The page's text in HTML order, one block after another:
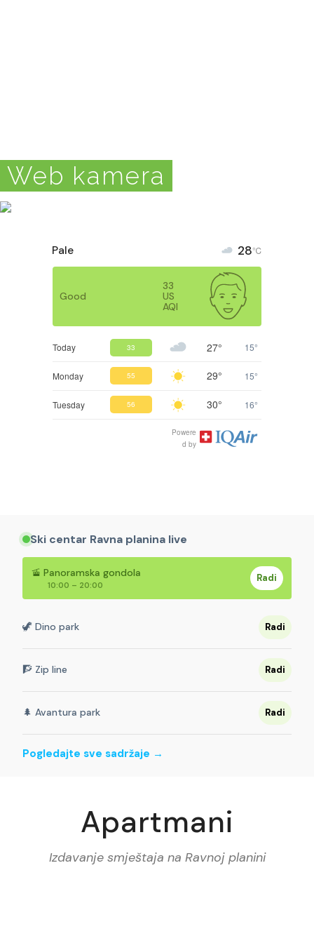
Web kamera
Pale 28℃
Good
33
US
AQI
Today 33 27° 15°
Monday 55 29° 15°
Tuesday 56 30° 16°
Powere
d by
Ski centar Ravna planina live
🚡 Panoramska gondola
10:00 – 20:00
Radi
🦖 Dino park Radi
🧗 Zip line Radi
🌲 Avantura park Radi
Pogledajte sve sadržaje →
Apartmani
Izdavanje smještaja na Ravnoj planini